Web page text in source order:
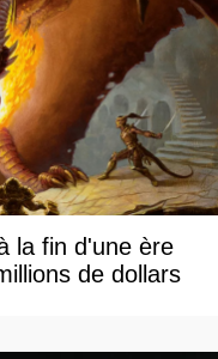
la fin d'une ère
de dollars